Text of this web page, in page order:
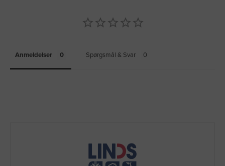
Anmeldelser Spørgsmål & Svar